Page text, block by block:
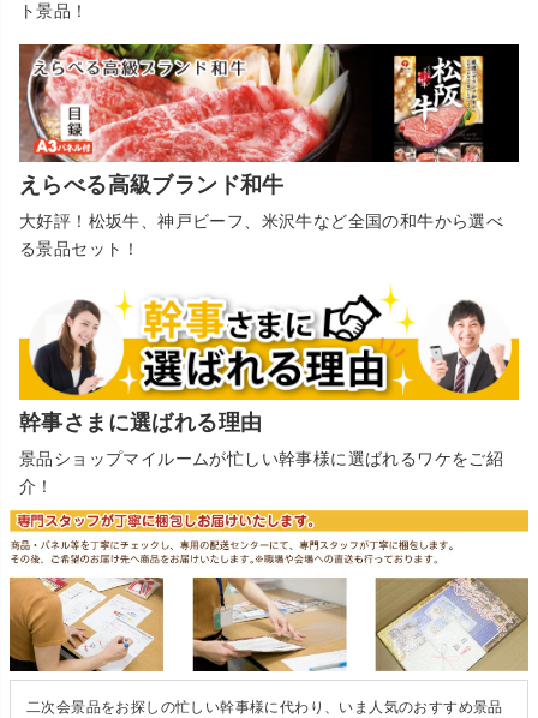
ト景品！
えらべる高級ブランド和牛
大好評！松坂牛、神戸ビーフ、米沢牛など全国の和牛から選べ
る景品セット！
幹事さまに選ばれる理由
景品ショップマイルームが忙しい幹事様に選ばれるワケをご紹
介！
二次会景品をお探しの忙しい幹事様に代わり、いま人気のおすすめ景品